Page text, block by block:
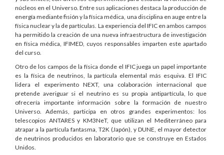
núcleos en el Universo. Entre sus aplicaciones destaca la producción de
energía mediante fisión y la física médica, una disciplina en auge entre la
física nuclear y la de partículas. La experiencia del IFIC en ambos campos
ha permitido la creación de una nueva infraestructura de investigación
en física médica, IFIMED, cuyos responsables imparten este apartado
del curso.
Otro de los campos de la física donde el IFIC juega un papel importante
es la física de neutrinos, la partícula elemental más esquiva. El IFIC
lidera el experimento NEXT, una colaboración internacional que
pretende averiguar si el neutrino es su propia antipartícula, lo que
ofrecería importante información sobre la formación de nuestro
Universo. Además, participa en otros grandes experimentos: los
telescopios ANTARES y KM3NeT, que utilizan el Mediterráneo para
atrapar a la partícula fantasma, T2K (Japón), y DUNE, el mayor detector
de neutrinos producidos en laboratorio que se construye en Estados
Unidos.